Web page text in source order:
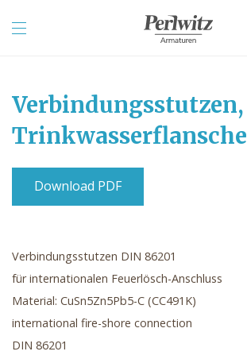
Verbindungsstutzen,
Trinkwasserflansche
Download PDF
Verbindungsstutzen DIN 86201
für internationalen Feuerlösch-Anschluss
Material: CuSn5Zn5Pb5-C (CC491K)
international fire-shore connection
DIN 86201